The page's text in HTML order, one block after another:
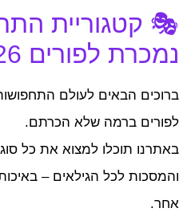
🎭 קטגוריית
נמכרת לפורים 2026
ברוכים הבאים לעולם
לפורים ברמה שלא הכרתם.
באתרנו תוכלו למצוא את כל
והמסכות לכל הגילאים –
אחר.